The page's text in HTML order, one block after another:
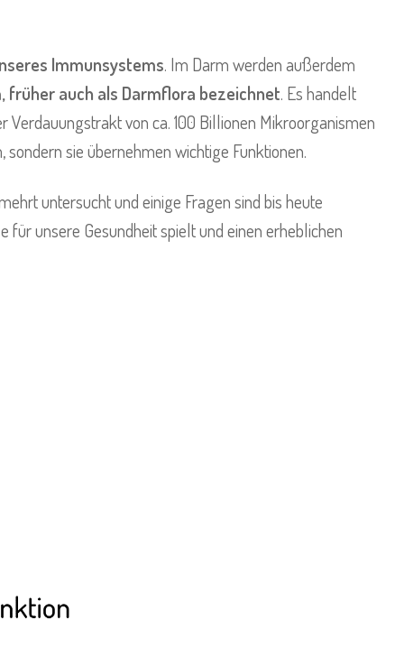
Immunsystems. Im Darm werden außerdem
früher auch als Darmflora bezeichnet. Es handelt
von ca. 100 Billionen Mikroorganismen
sie übernehmen wichtige Funktionen.
untersucht und einige Fragen sind bis heute
unsere Gesundheit spielt und einen erheblichen